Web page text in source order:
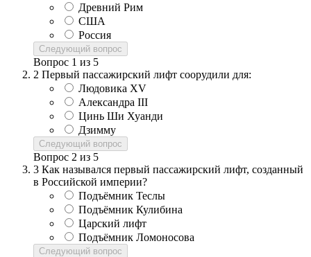
Древний Рим
США
Россия
Следующий вопрос
Вопрос 1 из 5
2 Первый пассажирский лифт соорудили для:
Людовика XV
Александра III
Цинь Ши Хуанди
Дзимму
Следующий вопрос
Вопрос 2 из 5
3 Как назывался первый пассажирский лифт, созданный
в Российской империи?
Подъёмник Теслы
Подъёмник Кулибина
Царский лифт
Подъёмник Ломоносова
Следующий вопрос